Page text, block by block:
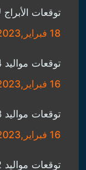
توقعات
18 فبراير,2023
توقعات مواليد 2004 خلال عام 2023
16 فبراير,2023
توقعات مواليد 2003 خلال عام 2023
16 فبراير,2023
توقعات مواليد 2002 خلال عام 2023